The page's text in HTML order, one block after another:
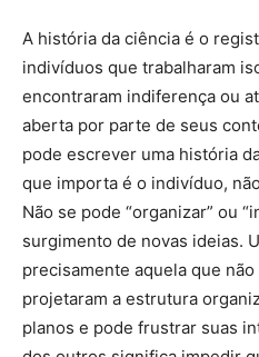
A história da ciência é o
indivíduos que trabalharam
encontraram indiferença ou
aberta por parte de seus
pode escrever uma história
que importa é o indivíduo,
Não se pode “organizar” ou
surgimento de novas ideias.
precisamente aquela que
projetaram a estrutura
planos e pode frustrar suas